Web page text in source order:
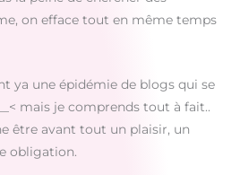
on efface tout en même temps
ya une épidémie de blogs qui se
mais je comprends tout à fait..
être avant tout un plaisir, un
obligation.